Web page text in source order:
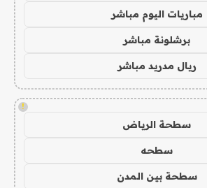
مباريات اليوم مباشر
برشلونة مباشر
ريال مدريد مباشر
!
سطحة الرياض
سطحه
سطحة بين المدن